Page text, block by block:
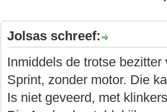
Jolsas schreef:
Inmiddels de trotse
Sprint, zonder motor. Die
Is niet geveerd, met